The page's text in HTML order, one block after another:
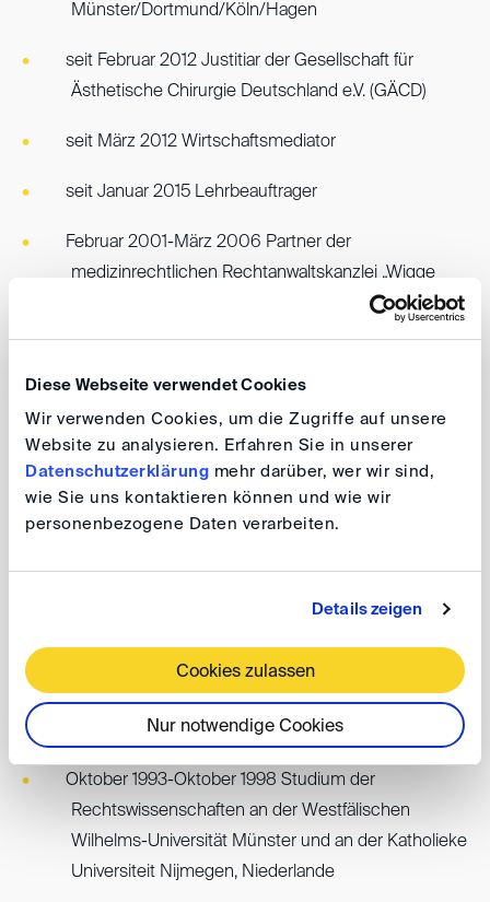
Diese Webseite verwendet Cookies
Wir verwenden Cookies, um die Zugriffe auf unsere
Website zu analysieren. Erfahren Sie in unserer
Datenschutzerklärung mehr darüber, wer wir sind,
wie Sie uns kontaktieren können und wie wir
personenbezogene Daten verarbeiten.
Details zeigen
Cookies zulassen
Nur notwendige Cookies
Münster/Dortmund/Köln/Hagen
seit Februar 2012 Justitiar der Gesellschaft für
Ästhetische Chirurgie Deutschland e.V. (GÄCD)
seit März 2012 Wirtschaftsmediator
seit Januar 2015 Lehrbeauftrager
Februar 2001-März 2006 Partner der
medizinrechtlichen Rechtanwaltskanzlei „Wigge
Referendar in der medizinrechtlichen „Sozietät Dr.
Rehborn“ in Dortmund
Januar 1999-März 1999 Wissenschaftlicher
Mitarbeiter bei Prof. Dr. Steinmeyer am Institut für
Arbeits-, Sozial- und Wirtschaftsrecht an der
Dezember 1998-Januar 2001 Juristisches
Landgerichts Münster, der Ärztekammer Westfalen-
Lippe und dem Bundesministerium für Gesundheit
Oktober 1993-Oktober 1998 Studium der
Rechtswissenschaften an der Westfälischen
Wilhelms-Universität Münster und an der Katholieke
Universiteit Nijmegen, Niederlande